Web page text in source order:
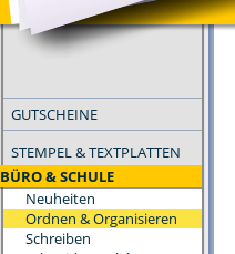
GUTSCHEINE
STEMPEL & TEXTPLATTEN
BÜRO & SCHULE
Neuheiten
Ordnen & Organisieren
Schreiben